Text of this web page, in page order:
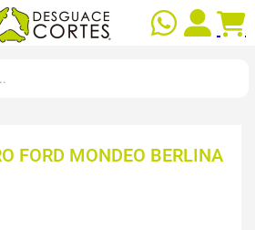
FORD MONDEO BERLINA